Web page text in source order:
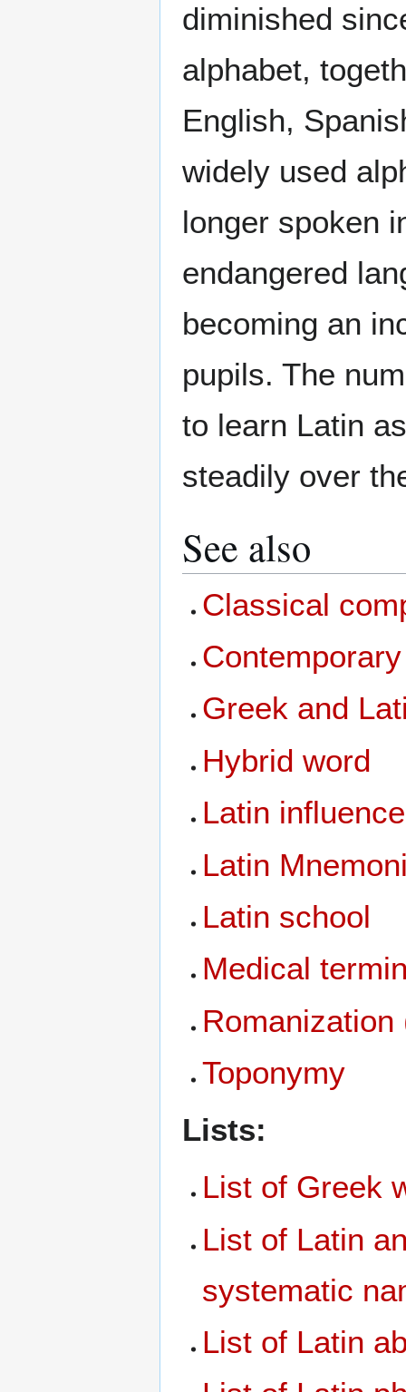
diminished
alphabet,
English,
widely used
longer spoken
endangered
becoming an
pupils. The
to learn Latin
steadily over
See also
Classical
Greek and
Hybrid word
Latin
Latin
Latin school
Medical
Romanization
Toponymy
Lists:
List of Greek
List of Latin
systematic
List of Latin